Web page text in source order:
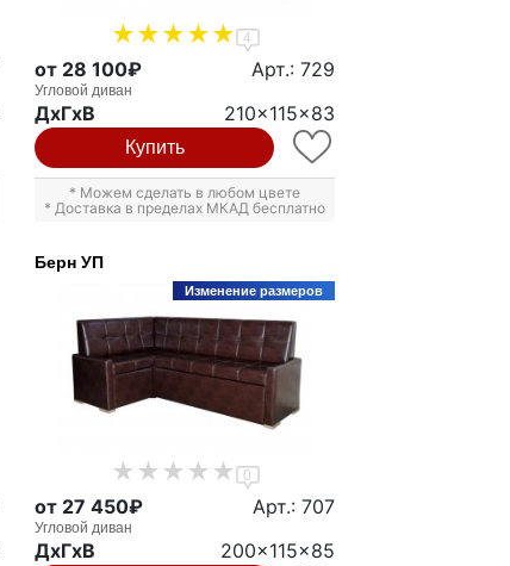
4
от 28 100₽ Арт.: 729
Угловой диван
ДxГxВ 210x115x83
Купить
* Можем сделать в любом цвете
* Доставка в пределах МКАД бесплатно
Берн УП
Изменение размеров
0
от 27 450₽ Арт.: 707
Угловой диван
ДxГxВ 200x115x85